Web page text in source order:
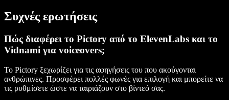
Συχνές ερωτήσεις
Πώς διαφέρει το Pictory από το ElevenLabs και το
Vidnami για voiceovers;
Το Pictory ξεχωρίζει για τις αφηγήσεις του που ακούγονται
ανθρώπινες. Προσφέρει πολλές φωνές για επιλογή και μπορείτε να
τις ρυθμίσετε ώστε να ταιριάζουν στο βίντεό σας.